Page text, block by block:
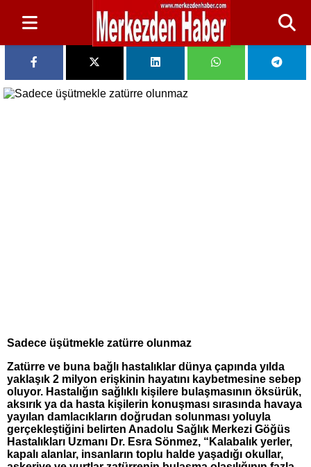
Sadece üşütmekle zatürre olunmaz
Zatürre ve buna bağlı hastalıklar dünya çapında yılda
yaklaşık 2 milyon erişkinin hayatını kaybetmesine sebep
oluyor. Hastalığın sağlıklı kişilere bulaşmasının öksürük,
aksırık ya da hasta kişilerin konuşması sırasında havaya
yayılan damlacıkların doğrudan solunması yoluyla
gerçekleştiğini belirten Anadolu Sağlık Merkezi Göğüs
Hastalıkları Uzmanı Dr. Esra Sönmez, “Kalabalık yerler,
kapalı alanlar, insanların toplu halde yaşadığı okullar,